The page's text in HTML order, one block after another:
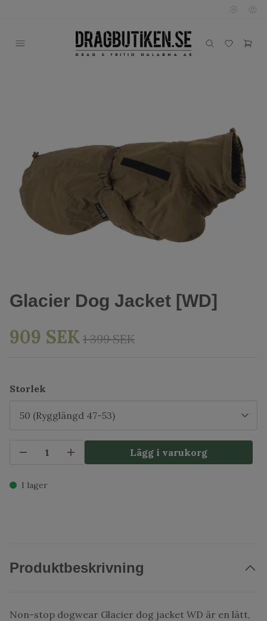
Glacier Dog Jacket [WD]
909 SEK 1 399 SEK
Storlek
Lägg i varukorg
I lager
Produktbeskrivning
Non-stop dogwear Glacier dog jacket WD är en lätt,